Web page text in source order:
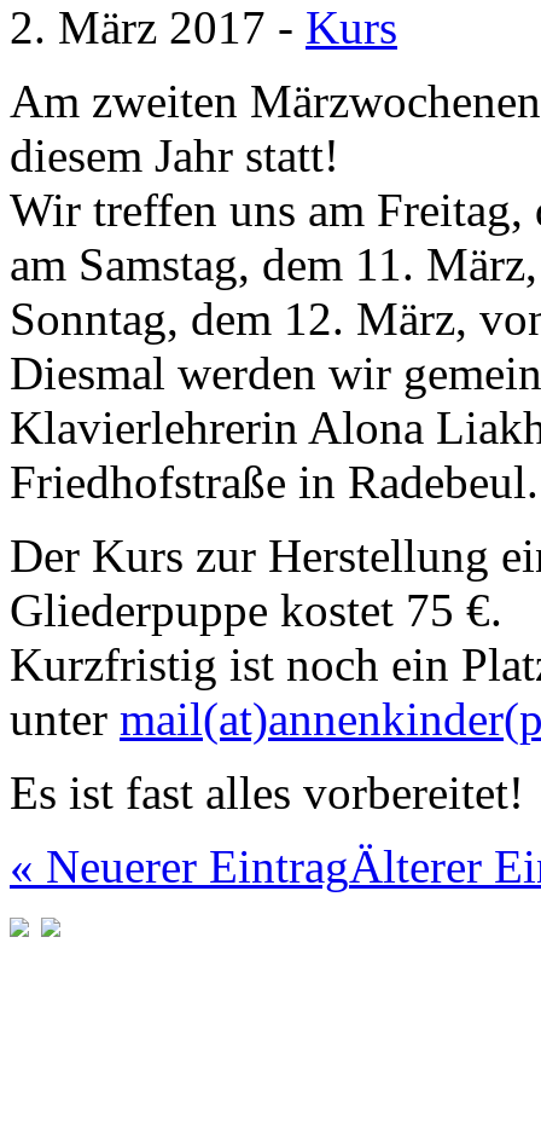
2. März 2017 - Kurs
Am zweiten
diesem Jahr statt!
Wir treffen uns am
am Samstag, dem 11.
Sonntag, dem 12. März,
Diesmal werden wir
Klavierlehrerin Alona
Friedhofstraße in Radebeul.
Der Kurs zur Herstellung
Gliederpuppe kostet 75 €.
Kurzfristig ist noch ein
unter
Es ist fast alles vorbereitet!
« Neuerer EintragÄlterer